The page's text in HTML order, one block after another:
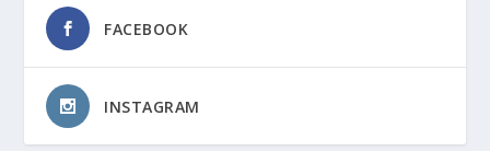
FACEBOOK
INSTAGRAM